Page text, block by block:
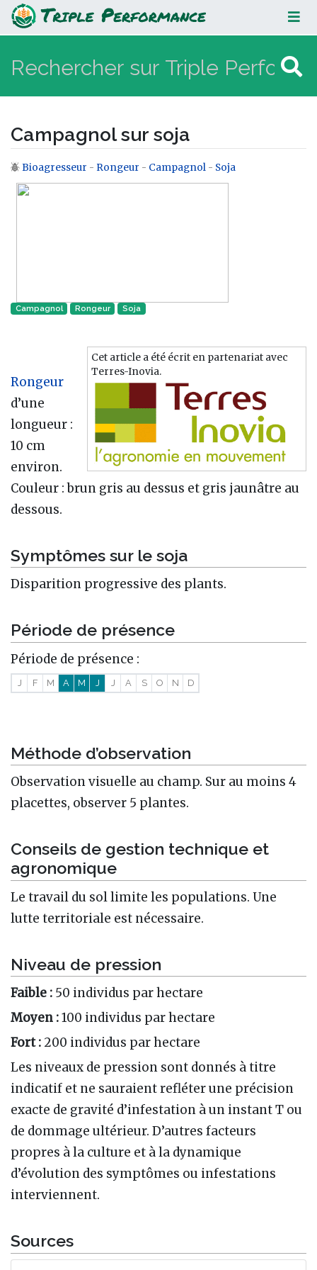
Campagnol sur soja
Campagnol sur soja
Aller à :navigation,rechercher
Bioagresseur - Rongeur - Campagnol - Soja
Campagnol Rongeur‎ Soja
Cet article a été écrit en partenariat avec
Terres-Inovia.
Rongeur
d’une
longueur :
10 cm
environ.
Couleur : brun gris au dessus et gris jaunâtre au
dessous.
Symptômes sur le soja
Disparition progressive des plants.
Période de présence
Période de présence :
J F M A M J J A S O N D
Méthode d’observation
Observation visuelle au champ. Sur au moins 4
placettes, observer 5 plantes.
Conseils de gestion technique et
agronomique
Le travail du sol limite les populations. Une
lutte territoriale est nécessaire.
Niveau de pression
Faible : 50 individus par hectare
Moyen :100 individus par hectare
Fort : 200 individus par hectare
Les niveaux de pression sont donnés à titre
indicatif et ne sauraient refléter une précision
exacte de gravité d’infestation à un instant T ou
de dommage ultérieur. D’autres facteurs
propres à la culture et à la dynamique
d’évolution des symptômes ou infestations
interviennent.
Sources